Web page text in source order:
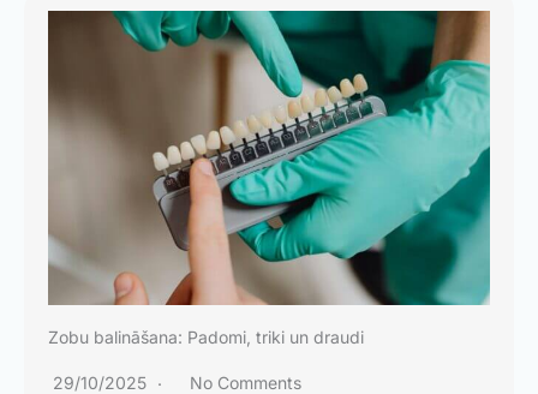
Zobu balināšana: Padomi, triki un draudi
29/10/2025 No Comments